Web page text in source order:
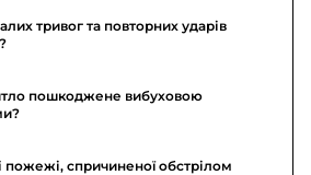
тривог та повторних ударів
пошкоджене вибуховою
пожежі, спричиненої обстрілом